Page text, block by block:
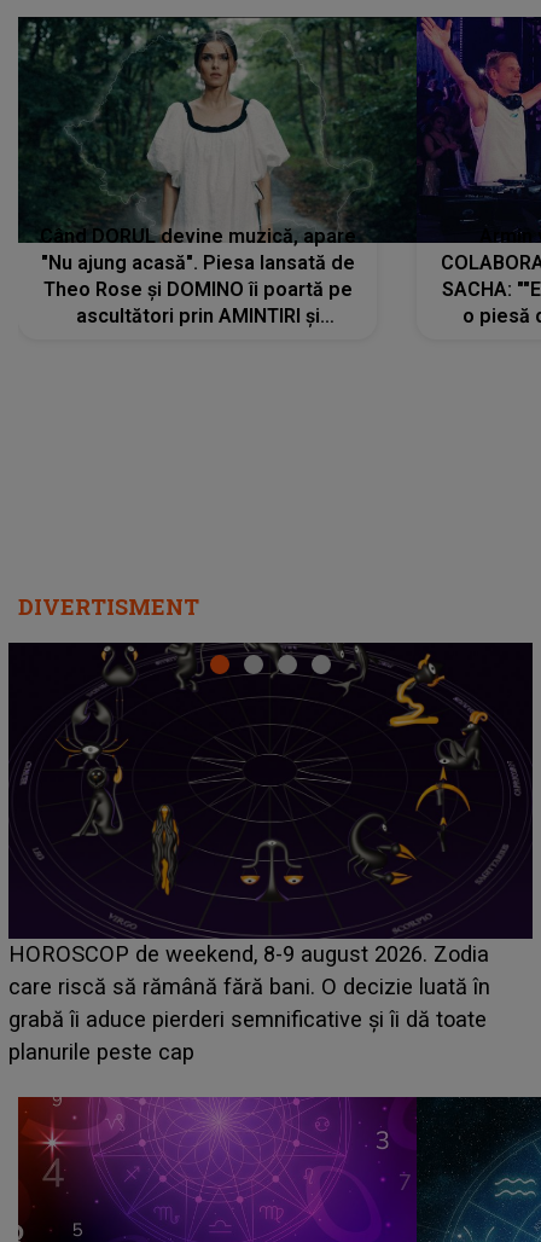
Când DORUL devine muzică, apare
"Nu ajung acasă". Piesa lansată de
Theo Rose și DOMINO îi poartă pe
ascultători prin AMINTIRI și
SACHA:
o piesă
DIVERTISMENT
Emanuel a ținut ACEST DETALIU ASCUNS până
acum! În fața Alexandrei, concurentul din Casa Iubirii
face o MĂRTURISIRE NEAȘTEPTATĂ despre mama
sa: "I-am spus și ei în față, eu nu te iubesc pentru